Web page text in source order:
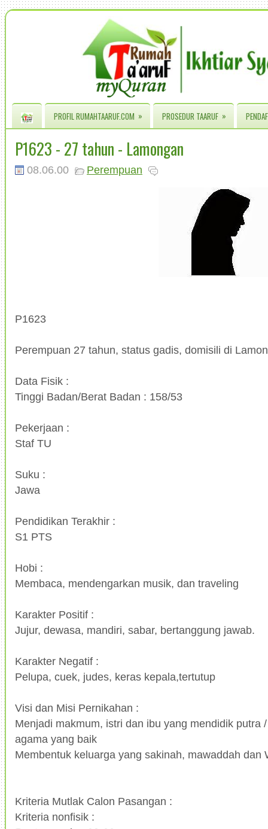
PROFIL RUMAHTAARUF.COM » PROSEDUR TAARUF »
P1623 - 27 tahun - Lamongan
08.06.00 Perempuan
P1623
Perempuan 27 tahun, status gadis, domisili di
Data Fisik :
Tinggi Badan/Berat Badan : 158/53
Pekerjaan :
Staf TU
Suku :
Jawa
Pendidikan Terakhir :
S1 PTS
Hobi :
Membaca, mendengarkan musik, dan traveling
Karakter Positif :
Jujur, dewasa, mandiri, sabar, bertanggung jawab.
Karakter Negatif :
Pelupa, cuek, judes, keras kepala,tertutup
Visi dan Misi Pernikahan :
Menjadi makmum, istri dan ibu yang mendidik putra
agama yang baik
Membentuk keluarga yang sakinah, mawaddah dan
Kriteria Mutlak Calon Pasangan :
Kriteria nonfisik :